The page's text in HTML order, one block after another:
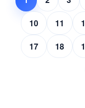
10 11
17 18